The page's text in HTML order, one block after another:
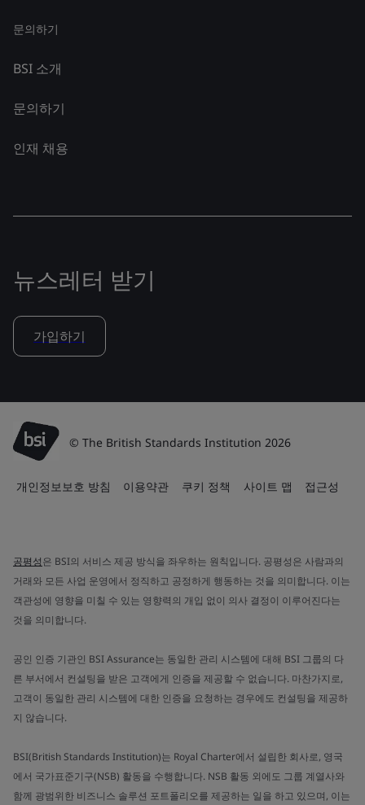
문의하기
BSI 소개
문의하기
인재 채용
뉴스레터 받기
가입하기
© The British Standards Institution 2026
개인정보보호 방침 이용약관 쿠키 정책 사이트 맵 접근성
공평성은 BSI의 서비스 제공 방식을 좌우하는 원칙입니다. 공평성은 사람과의
거래와 모든 사업 운영에서 정직하고 공정하게 행동하는 것을 의미합니다. 이는
객관성에 영향을 미칠 수 있는 영향력의 개입 없이 의사 결정이 이루어진다는
것을 의미합니다.
공인 인증 기관인 BSI Assurance는 동일한 관리 시스템에 대해 BSI 그룹의 다
른 부서에서 컨설팅을 받은 고객에게 인증을 제공할 수 없습니다. 마찬가지로,
고객이 동일한 관리 시스템에 대한 인증을 요청하는 경우에도 컨설팅을 제공하
지 않습니다.
BSI(British Standards Institution)는 Royal Charter에서 설립한 회사로, 영국
에서 국가표준기구(NSB) 활동을 수행합니다. NSB 활동 외에도 그룹 계열사와
함께 광범위한 비즈니스 솔루션 포트폴리오를 제공하는 일을 하고 있으며, 이는